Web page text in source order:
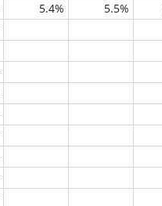
5.4% 5.5%